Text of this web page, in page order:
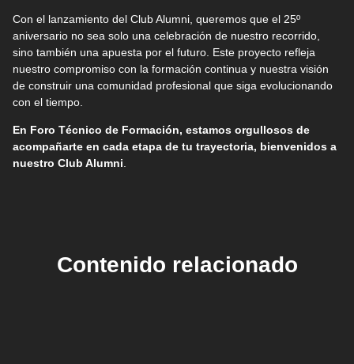
Con el lanzamiento del Club Alumni, queremos que el 25º
aniversario no sea solo una celebración de nuestro recorrido,
sino también una apuesta por el futuro. Este proyecto refleja
nuestro compromiso con la formación continua y nuestra visión
de construir una comunidad profesional que siga evolucionando
con el tiempo.
En Foro Técnico de Formación, estamos orgullosos de
acompañarte en cada etapa de tu trayectoria, bienvenidos a
nuestro Club Alumni.
Contenido relacionado